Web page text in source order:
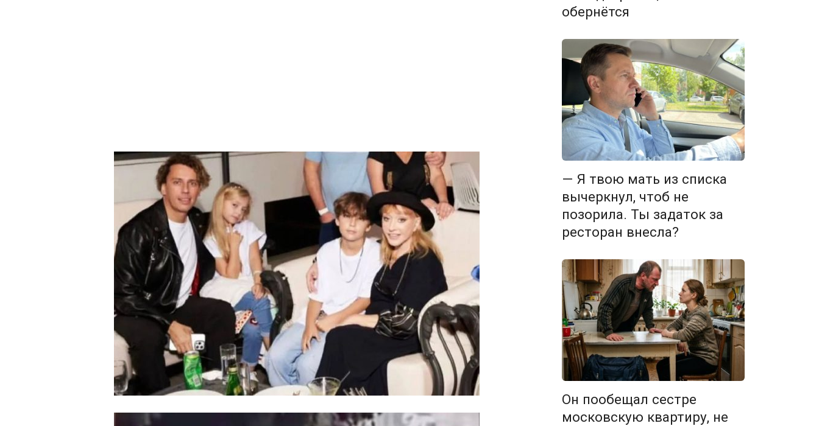
обернётся
— Я твою мать из списка
вычеркнул, чтоб не
позорила. Ты задаток за
ресторан внесла?
Он пообещал сестре
московскую квартиру, не